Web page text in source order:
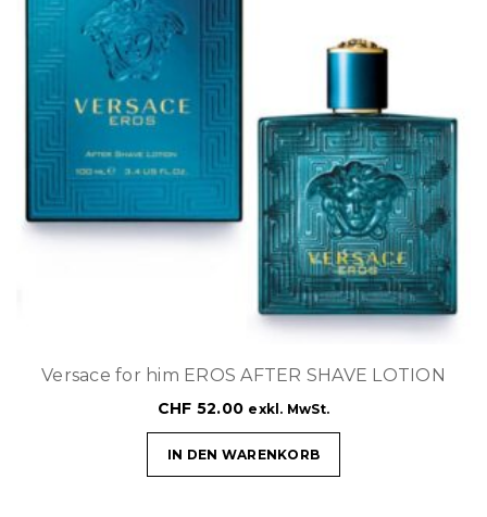
Versace for him EROS AFTER SHAVE LOTION
CHF 52.00 exkl. MwSt.
IN DEN WARENKORB